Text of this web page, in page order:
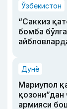
Ўзбекистон
“Саккиз
бомба
Дунё
Мариупол
армияси